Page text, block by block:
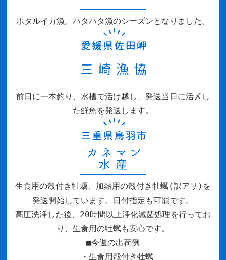
ホタルイカ漁、ハタハタ漁のシーズンとなりました。
前日に一本釣り、水槽で活け越し、発送当日に活〆し
た鮮魚を発送します。
生食用の殻付き牡蠣、加熱用の殻付き牡蠣(訳アリ)を
発送開始しています。日付指定も可能です。
高圧洗浄した後、20時間以上浄化滅菌処理を行ってお
り、生食用の牡蠣も安心です。
■今週の出荷例
・生食用殻付き牡蠣